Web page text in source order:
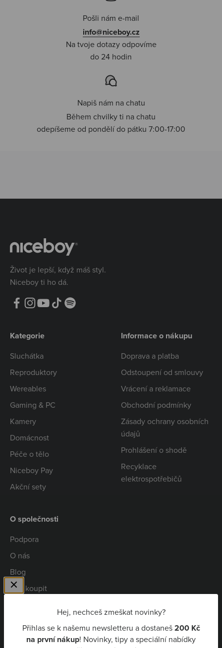
Hej, nechceš zmeškat novinky?
Přihlas se k našemu newsletteru a dostaneš200 Kč
na první nákup! Novinky, tipy a speciální nabídky
Pošli nám e-mail
info@niceboy.cz
Na tvoje dotazy odpovíme
do 24 hodin
Napiš nám na chatu
Během chvilky ti na chatu
odepíšeme od pondělí do pátku 7:00-17:00
Život je lepší, když máš styl.
Niceboy ti ho dá.
Kategorie
Sluchátka
Reproduktory
Wereables
Gaming & PC
Kamery
Domácnost
Péče o tělo
Niceboy Pay
Akční sety
Informace o nákupu
Doprava a platba
Odstoupení od smlouvy
Vrácení a reklamace
Obchodní podmínky
Zásady ochrany osobních
údajů
Prohlášení o shodě
Recyklace
elektrospotřebičů
O společnosti
Podpora
O nás
Blog
Kde koupit
Niceboy Pay